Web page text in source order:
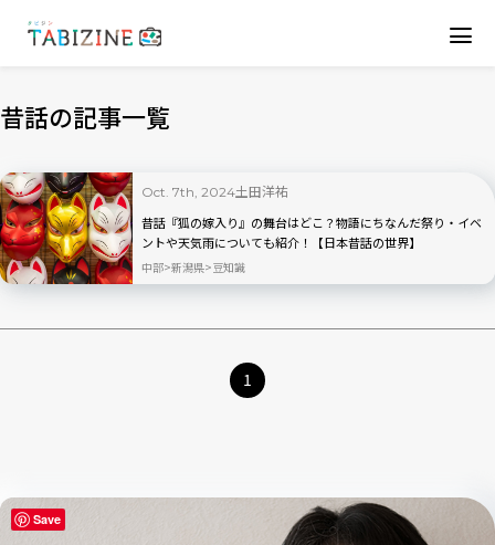
昔話の記事一覧
Oct. 7th, 2024土田洋祐
昔話『狐の嫁入り』の舞台はどこ？物語にちなんだ祭り・イベ
ントや天気雨についても紹介！【日本昔話の世界】
中部 新潟県 豆知識
1
Save